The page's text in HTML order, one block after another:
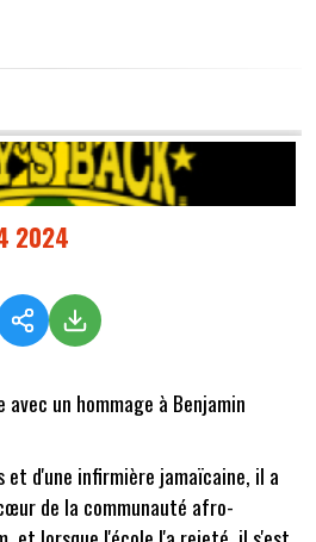
2024
un hommage à Benjamin
et d'une infirmière jamaïcaine, il a
de la communauté afro-